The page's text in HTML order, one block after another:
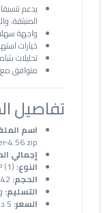
يدعم
المنبثقة،
واجهة
خيارات
تحليلات
متوافق
تفاصيل
اسم
4.56.zip
إجمالي
النوع:ZIP (1)
الحجم:
التسليم:
السعر: